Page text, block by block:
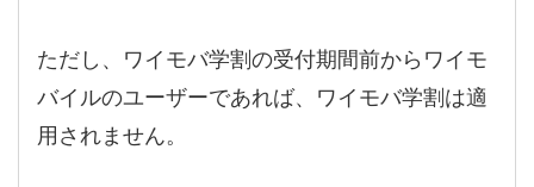
ただし、ワイモバ学割の受付期間前からワイモ
バイルのユーザーであれば、ワイモバ学割は適
用されません。